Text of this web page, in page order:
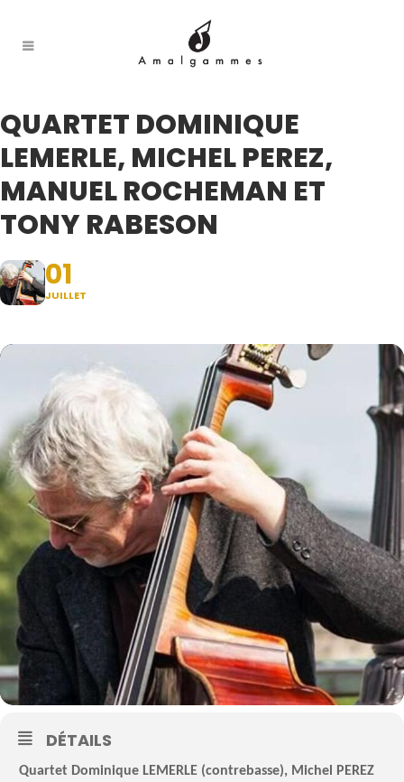
QUARTET DOMINIQUE
LEMERLE, MICHEL PEREZ,
MANUEL ROCHEMAN ET
TONY RABESON
01
JUILLET
DÉTAILS
Quartet Dominique LEMERLE (contrebasse), Michel PEREZ